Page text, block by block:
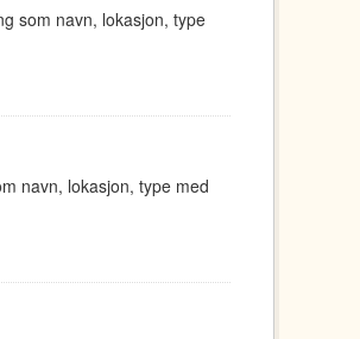
som navn, lokasjon, type
navn, lokasjon, type med